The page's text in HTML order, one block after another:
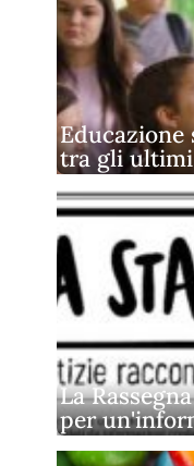
Educazione
tra gli
La
per